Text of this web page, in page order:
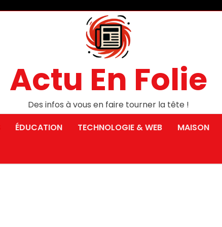
Actu En Folie
Des infos à vous en faire tourner la tête !
ÉDUCATION TECHNOLOGIE & WEB MAISON